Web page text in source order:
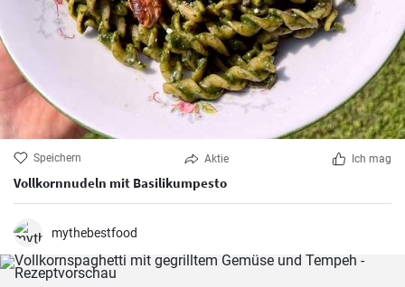
Speichern Aktie Ich mag
Vollkornnudeln mit Basilikumpesto
mythebestfood